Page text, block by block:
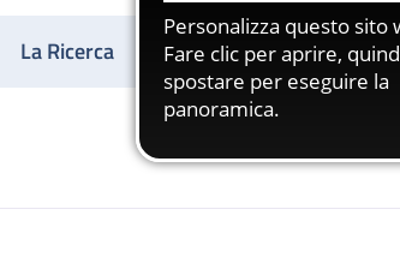
La Ricerca Sostienici